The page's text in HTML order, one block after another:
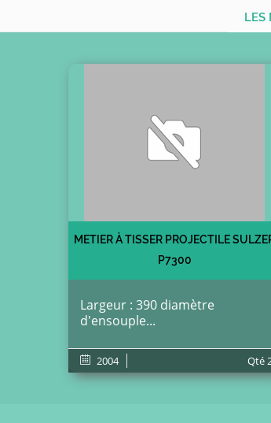
LES
METIER À TISSER PROJECTILE
P7300
Largeur : 390 diamètre
d'ensouple...
2004 Qté